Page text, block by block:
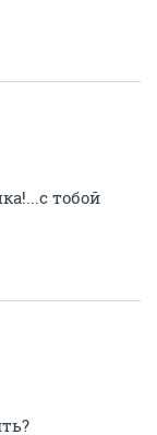
тобой